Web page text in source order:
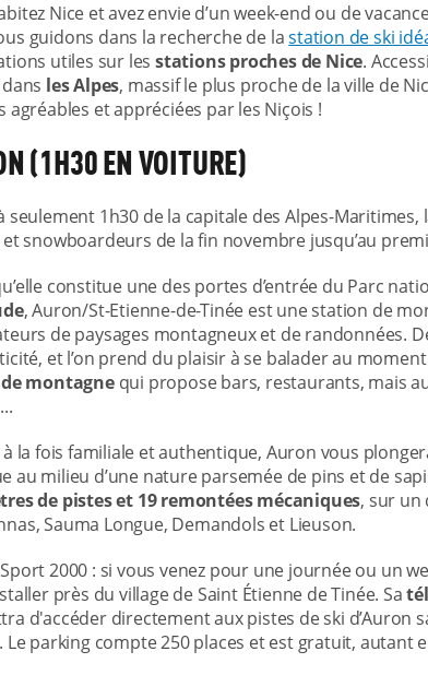
Nice et avez envie d’un week-end ou de
guidons dans la recherche de lastation de ski
utiles sur les stations proches de Nice.
les Alpes, massif le plus proche de la ville de
agréables et appréciées par les Niçois !
(1H30 EN VOITURE)
seulement 1h30 de la capitale des Alpes-Maritimes,
snowboardeurs de la fin novembre jusqu’au
constitue une des portes d’entrée du Parc
, Auron/St-Etienne-de-Tinée est une station de
de paysages montagneux et de randonnées.
et l’on prend du plaisir à se balader au moment
montagnequi propose bars, restaurants, mais
la fois familiale et authentique, Auron vous
au milieu d’une nature parsemée de pins et de
de pistes et 19 remontées mécaniques, sur un
Sauma Longue, Demandols et Lieuson.
2000 : si vous venez pour une journée ou un
près du village de Saint Étienne de Tinée. Sa
d'accéder directement aux pistes de ski d’Auron
Le parking compte 250 places et est gratuit, autant